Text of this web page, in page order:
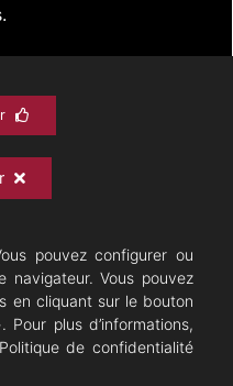
pouvez configurer ou
navigateur. Vous pouvez
en cliquant sur le bouton
plus d’informations,
de confidentialité